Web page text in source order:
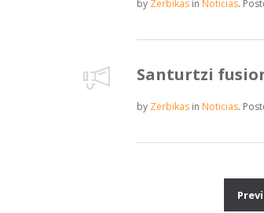
by Zerbikas in Noticias.
Santurtzi
by Zerbikas in Noticias.